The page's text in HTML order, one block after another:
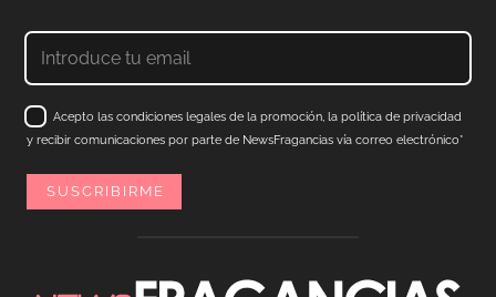
Acepto las condiciones legales de la promoción, la política de privacidad
y recibir comunicaciones por parte de NewsFragancias vía correo electrónico*